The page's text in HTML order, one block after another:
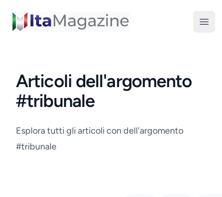
ItaMagazine
Articoli dell'argomento
#tribunale
Esplora tutti gli articoli con dell'argomento
#tribunale